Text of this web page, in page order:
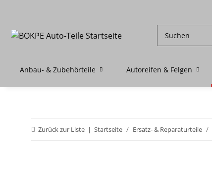
Anbau- & Zubehörteile Autoreifen & Felgen
Zurück zur Liste Startseite Ersatz- & Reparaturteile